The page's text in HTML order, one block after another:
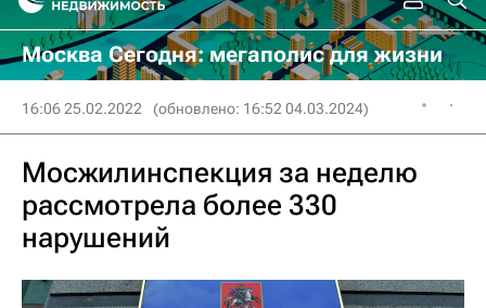
Москва Сегодня: мегаполис для жизни
16:06 25.02.2022 (обновлено: 16:52 04.03.2024)
Мосжилинспекция за неделю
рассмотрела более 330
нарушений